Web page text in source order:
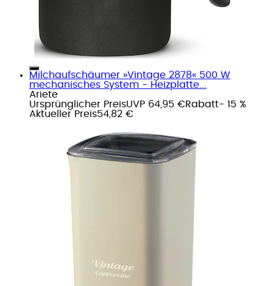
Milchaufschäumer »Vintage 2878« 500 W
mechanisches System - Heizplatte...
Ariete
Ursprünglicher PreisUVP 64,95 €Rabatt- 15 %
Aktueller Preis54,82 €